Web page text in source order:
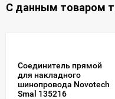
С данным товаром
Соединитель прямой
для накладного
шинопровода Novotech
Smal 135216